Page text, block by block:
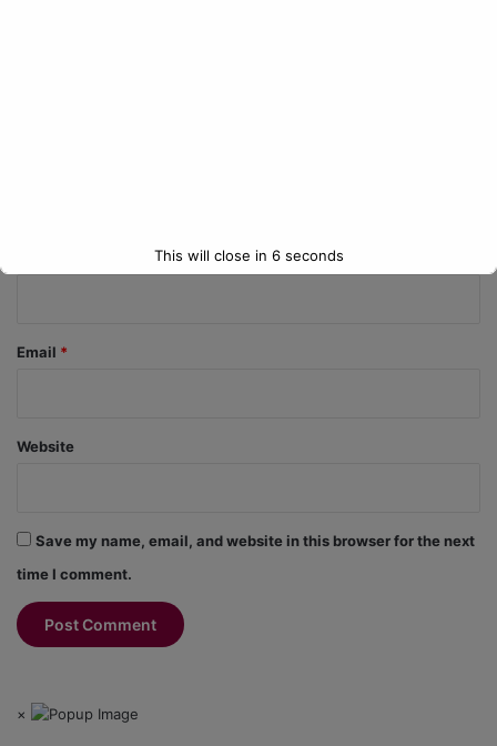
Email *
Website
Save my name, email, and website in this browser for the next
time I comment.
×
This will close in 5seconds